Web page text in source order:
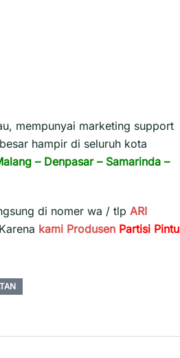
mempunyai marketing support
hampir di seluruh kota
– Denpasar– Samarinda –
di nomer wa / tlp ARI
kami Produsen Partisi Pintu